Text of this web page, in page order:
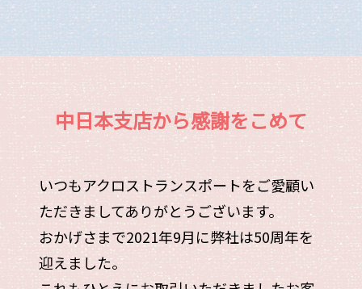
中日本支店から感謝をこめて
いつもアクロストランスポートをご愛顧い
ただきましてありがとうございます。
おかげさまで2021年9月に弊社は50周年を
迎えました。